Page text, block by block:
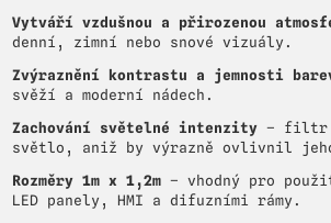
Vytváří vzdušnou a přirozenou
denní, zimní nebo snové vizuály.
Zvýraznění kontrastu a jemnosti
svěží a moderní nádech.
Zachování světelné intenzity – filtr
světlo, aniž by výrazně ovlivnil
Rozměry 1m x 1,2m – vhodný pro
LED panely, HMI a difuzními rámy.